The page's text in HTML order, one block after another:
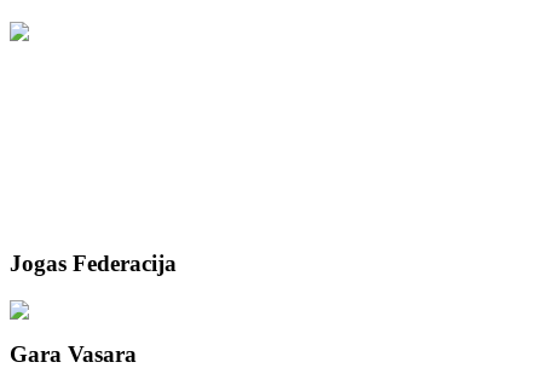
Jogas Federacija
Gara Vasara